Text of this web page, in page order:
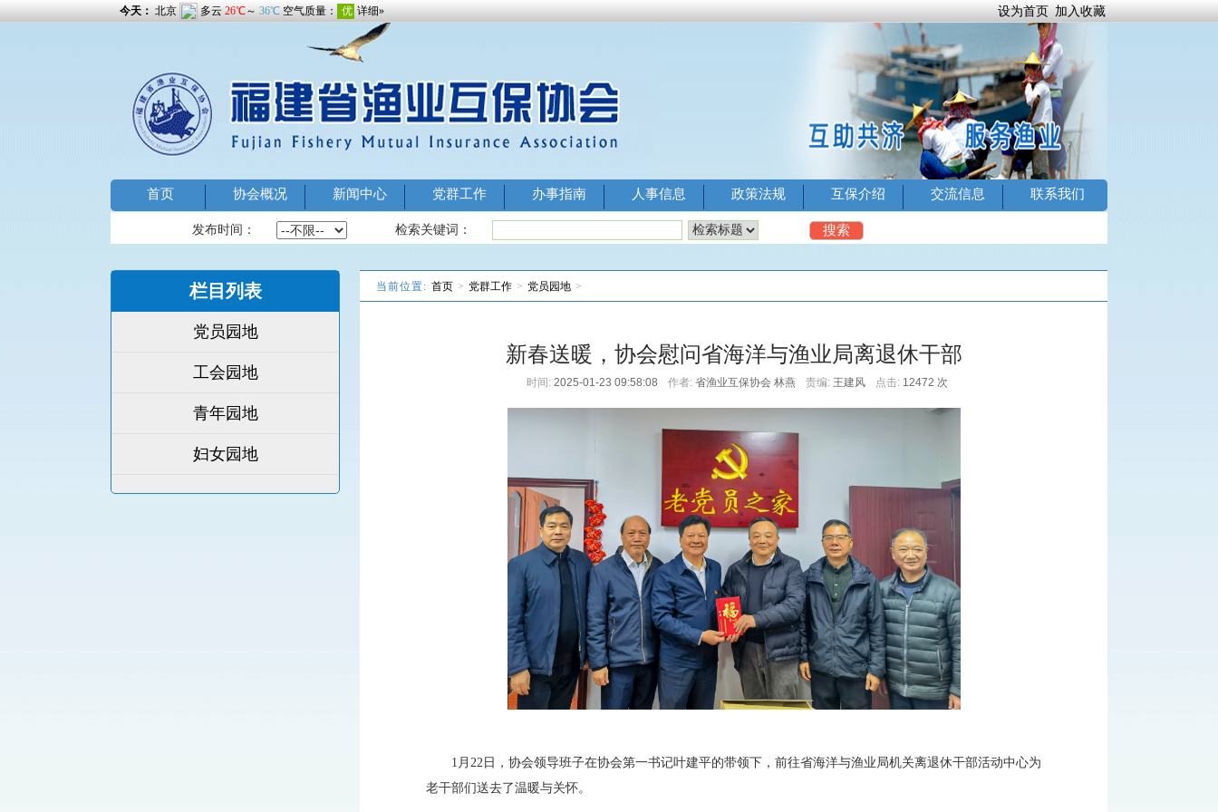
设为首页 加入收藏
undefined
undefined
4/4
Image 1 Image 2Image 3Image 4
首页 协会概况 新闻中心 党群工作 办事指南 人事信息 政策法规 互保介绍 交流信息 联系我们
发布时间： 检索关键词： 搜索
栏目列表
党员园地
工会园地
青年园地
妇女园地
当前位置: 首页 > 党群工作 > 党员园地 >
新春送暖，协会慰问省海洋与渔业局离退休干部
时间: 2025-01-23 09:58:08 作者: 省渔业互保协会 林燕 责编: 王建风 点击: 12472 次
1 月 22日，协会领导班子在协会第一书记叶建平的带领下，前往省海洋与渔业局机关离退休干部活动中心为
老干部们送去了温暖与关怀。